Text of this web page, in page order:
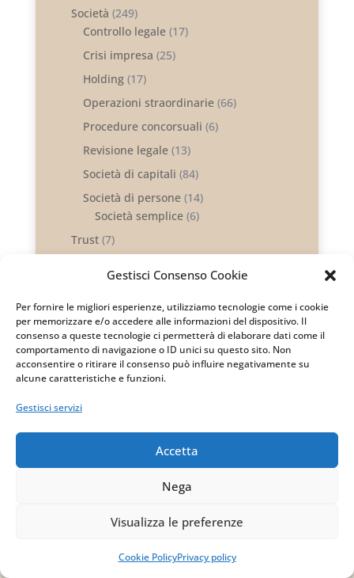
Gestisci Consenso Cookie
Per fornire le migliori esperienze, utilizziamo tecnologie come i cookie
per memorizzare e/o accedere alle informazioni del dispositivo. Il
consenso a queste tecnologie ci permetterà di elaborare dati come il
comportamento di navigazione o ID unici su questo sito. Non
acconsentire o ritirare il consenso può influire negativamente su
alcune caratteristiche e funzioni.
Gestisci servizi
Accetta
Nega
Visualizza le preferenze
Cookie PolicyPrivacy policy
Società (249)
Controllo legale(17)
Crisi impresa (25)
Holding(17)
Operazioni straordinarie(66)
Procedure concorsuali (6)
Revisione legale(13)
Società di capitali (84)
Società di persone(14)
Società semplice(6)
Trust(7)